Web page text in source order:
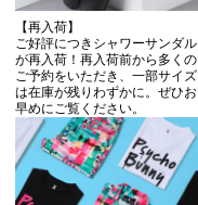
【再入荷】
ご好評につきシャワーサンダル
が再入荷！再入荷前から多くの
ご予約をいただき、一部サイズ
は在庫が残りわずかに。ぜひお
早めにご覧ください。